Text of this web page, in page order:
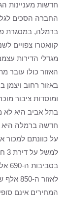
החברה הסכים
קוואטרו צפויים
האזור כולו עובר
באזור רחוב ויצמן
ומוסדות ציבור
בתל אביב היא לא
על כוונתם למכור
המחירים אינם